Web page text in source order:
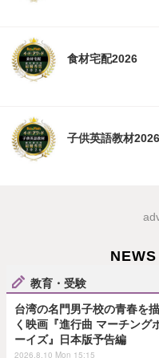
食材宅配2026
子供英語教材2026
教育・受験
台湾の名門男子校の青春を描
く映画『進行曲 マーチング
ーイズ』日本版予告編
2026.8.10 Mon 15:15